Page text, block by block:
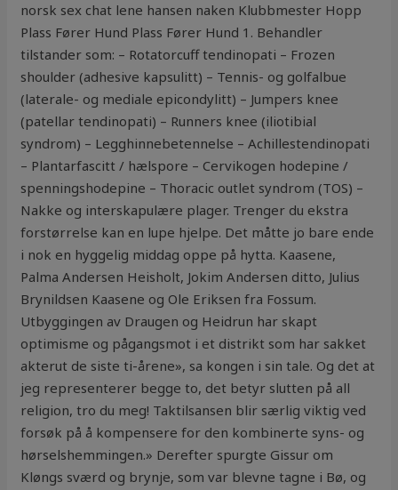
norsk sex chat lene hansen naken Klubbmester Hopp
Plass Fører Hund Plass Fører Hund 1. Behandler
tilstander som: – Rotatorcuff tendinopati – Frozen
shoulder (adhesive kapsulitt) – Tennis- og golfalbue
(laterale- og mediale epicondylitt) – Jumpers knee
(patellar tendinopati) – Runners knee (iliotibial
syndrom) – Legghinnebetennelse – Achillestendinopati
– Plantarfascitt / hælspore – Cervikogen hodepine /
spenningshodepine – Thoracic outlet syndrom (TOS) –
Nakke og interskapulære plager. Trenger du ekstra
forstørrelse kan en lupe hjelpe. Det måtte jo bare ende
i nok en hyggelig middag oppe på hytta. Kaasene,
Palma Andersen Heisholt, Jokim Andersen ditto, Julius
Brynildsen Kaasene og Ole Eriksen fra Fossum.
Utbyggingen av Draugen og Heidrun har skapt
optimisme og pågangsmot i et distrikt som har sakket
akterut de siste ti-årene», sa kongen i sin tale. Og det at
jeg representerer begge to, det betyr slutten på all
religion, tro du meg! Taktilsansen blir særlig viktig ved
forsøk på å kompensere for den kombinerte syns- og
hørselshemmingen.» Derefter spurgte Gissur om
Kløngs sværd og brynje, som var blevne tagne i Bø, og